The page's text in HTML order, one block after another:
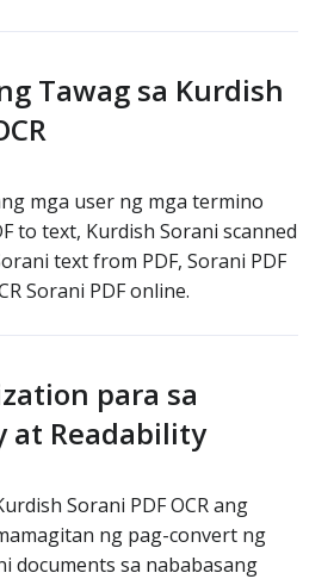
Tawag sa Kurdish
mga user ng mga termino
to text, Kurdish Sorani scanned
text from PDF, Sorani PDF
Sorani PDF online.
para sa
at Readability
Sorani PDF OCR ang
ng pag-convert ng
documents sa nababasang